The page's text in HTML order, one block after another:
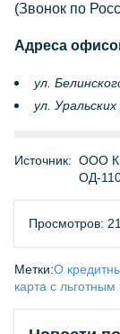
(Звонок по
Адреса
ул.
ул. Уральских
Источник: ООО
ОД-
Просмотров:
Метки:О
карта с